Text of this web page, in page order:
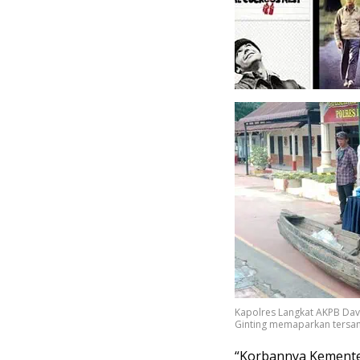
Kapolres Langkat AKPB
Ginting memaparkan
“Korbannya